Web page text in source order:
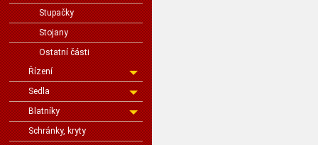
Stupačky
Stojany
Ostatní části
Řízení
Sedla
Blatníky
Schránky, kryty